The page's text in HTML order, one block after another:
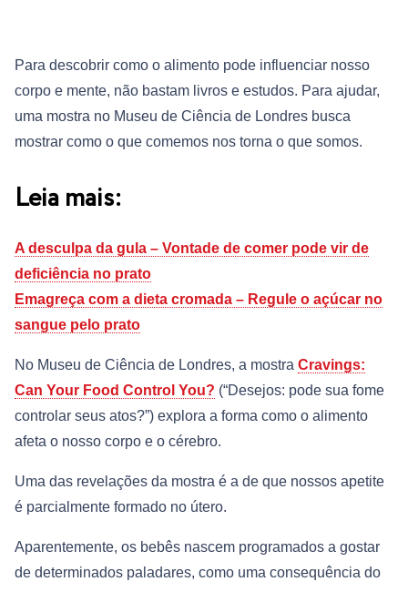
Para descobrir como o alimento pode influenciar nosso
corpo e mente, não bastam livros e estudos. Para ajudar,
uma mostra no Museu de Ciência de Londres busca
mostrar como o que comemos nos torna o que somos.
Leia mais:
A desculpa da gula – Vontade de comer pode vir de
deficiência no prato
Emagreça com a dieta cromada – Regule o açúcar no
sangue pelo prato
No Museu de Ciência de Londres, a mostra Cravings:
Can Your Food Control You? (“Desejos: pode sua fome
controlar seus atos?”) explora a forma como o alimento
afeta o nosso corpo e o cérebro.
Uma das revelações da mostra é a de que nossos apetite
é parcialmente formado no útero.
Aparentemente, os bebês nascem programados a gostar
de determinados paladares, como uma consequência do